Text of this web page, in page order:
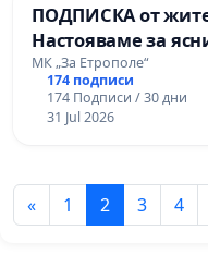
ПОДПИСКА от
Настояваме за
МЕД” АД и от
всички
МК „За Етрополе“
174 подписи
174 Подписи / 30 дни
31 Jul 2026
« 1 2 3 4